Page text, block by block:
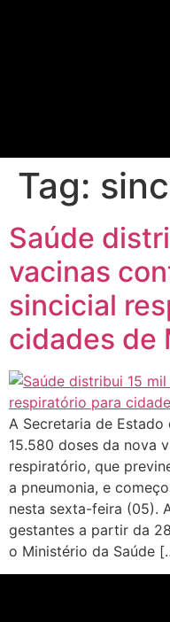
Tag:
Saúde
vacinas
sincicial
cidades de
A Secretaria de Estado
15.580 doses da nova
respiratório, que
a pneumonia, e
nesta sexta-feira (05).
gestantes a partir da
o Ministério da Saúde